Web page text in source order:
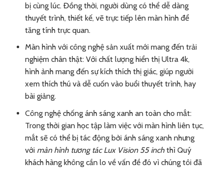
bị cùng lúc. Đồng thời, người dùng có thể dễ dàng
thuyết trình, thiết kế, vẽ trực tiếp lên màn hình để
tăng tính trực quan.
Màn hình với công nghệ sản xuất mới mang đến trải
nghiệm chân thật: Với chất lượng hiển thị Ultra 4k,
hình ảnh mang đến sự kích thích thị giác, giúp người
xem thích thú và dễ cuốn vào buổi thuyết trình, hay
bài giảng.
Công nghệ chống ánh sáng xanh an toàn cho mắt:
Trong thời gian học tập làm việc với màn hình liên tục,
mắt sẽ có thể bị tác động bởi ánh sáng xanh nhưng
với màn hình tương tác Lux Vision 55 inchthì Quý
khách hàng không cần lo về vấn đề đó vì chúng tôi đã